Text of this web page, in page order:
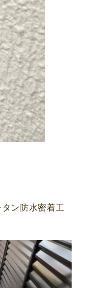
ン防水密着工